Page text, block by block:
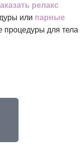
релакс
или парные
процедуры для тела